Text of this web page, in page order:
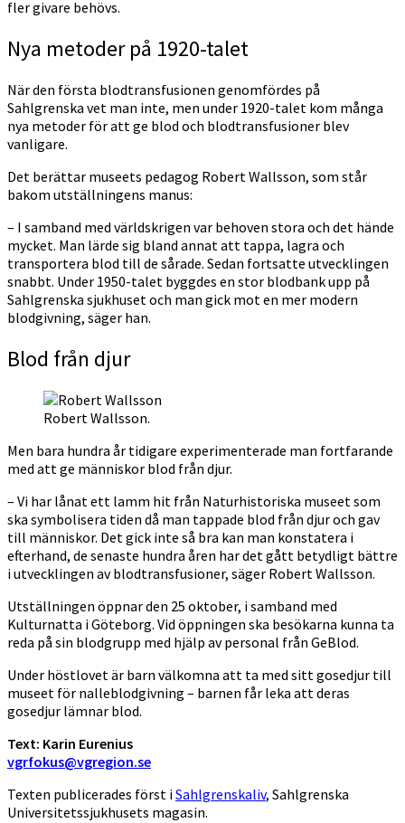
fler givare behövs.
Nya metoder på 1920-talet
När den första blodtransfusionen genomfördes på
Sahlgrenska vet man inte, men under 1920-talet kom många
nya metoder för att ge blod och blodtransfusioner blev
vanligare.
Det berättar museets pedagog Robert Wallsson, som står
bakom utställningens manus:
– I samband med världskrigen var behoven stora och det hände
mycket. Man lärde sig bland annat att tappa, lagra och
transportera blod till de sårade. Sedan fortsatte utvecklingen
snabbt. Under 1950-talet byggdes en stor blodbank upp på
Sahlgrenska sjukhuset och man gick mot en mer modern
blodgivning, säger han.
Blod från djur
Robert Wallsson.
Men bara hundra år tidigare experimenterade man fortfarande
med att ge människor blod från djur.
– Vi har lånat ett lamm hit från Naturhistoriska museet som
ska symbolisera tiden då man tappade blod från djur och gav
till människor. Det gick inte så bra kan man konstatera i
efterhand, de senaste hundra åren har det gått betydligt bättre
i utvecklingen av blodtransfusioner, säger Robert Wallsson.
Utställningen öppnar den 25 oktober, i samband med
Kulturnatta i Göteborg. Vid öppningen ska besökarna kunna ta
reda på sin blodgrupp med hjälp av personal från GeBlod.
Under höstlovet är barn välkomna att ta med sitt gosedjur till
museet för nalleblodgivning – barnen får leka att deras
gosedjur lämnar blod.
Text: Karin Eurenius
vgrfokus@vgregion.se
Texten publicerades först iSahlgrenskaliv, Sahlgrenska
Universitetssjukhusets magasin.